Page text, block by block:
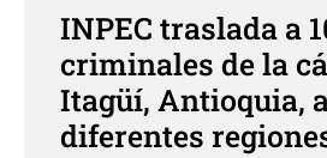
INPEC traslada a
criminales de la
Itagüí, Antioquia,
diferentes